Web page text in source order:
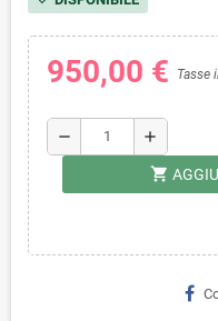
950,00 € Tasse
remove add
shopping_cart